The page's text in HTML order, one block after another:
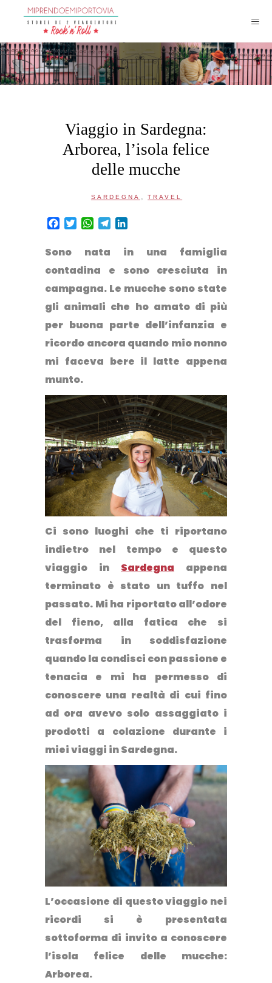
Viaggio in Sardegna:
Arborea, l’isola felice
delle mucche
SARDEGNA , TRAVEL
Facebook
TwitterWhatsApp
Telegram
Sono nata in una famiglia
contadina e sono cresciuta in
campagna. Le mucche sono state
gli animali che ho amato di più
per buona parte dell’infanzia e
ricordo ancora quando mio nonno
mi faceva bere il latte appena
munto.
Ci sono luoghi che ti riportano
indietro nel tempo e questo
viaggio in Sardegna appena
terminato è stato un tuffo nel
passato. Mi ha riportato all’odore
del fieno, alla fatica che si
trasforma in soddisfazione
quando la condisci con passione e
tenacia e mi ha permesso di
conoscere una realtà di cui fino
ad ora avevo solo assaggiato i
prodotti a colazione durante i
miei viaggi in Sardegna.
L’occasione di questo viaggio nei
ricordi si è presentata
sottoforma di invito a conoscere
l’isola felice delle mucche:
Arborea.